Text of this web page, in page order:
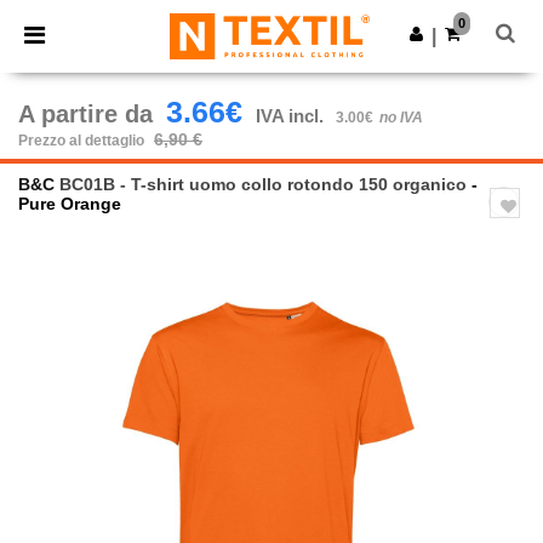
× App Ntextil
Prezzi migliori sull'app!
Scarica app
0
A partire da 3.66€ IVA incl. 3.00€ no IVA
Prezzo al dettaglio 6,90 €
B&C BC01B - T-shirt uomo collo rotondo 150 organico -
Pure Orange